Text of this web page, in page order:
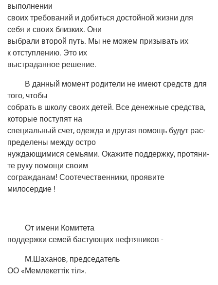
выполнении
сво­их тре­бо­ва­ний и добить­ся достой­ной жиз­ни для
себя и сво­их близ­ких. Они
выбра­ли вто­рой путь. Мы не можем при­зы­вать их
к отступ­ле­нию. Это их
выстра­дан­ное решение.
В дан­ный момент роди­те­ли не име­ют средств для
того, чтобы
собрать в шко­лу сво­их детей. Все денеж­ные сред­ства,
кото­рые посту­пят на
спе­ци­аль­ный счет, одеж­да и дру­гая помощь будут рас­
пре­де­ле­ны меж­ду остро
нуж­да­ю­щи­ми­ся семья­ми. Ока­жи­те под­держ­ку, про­тя­ни­
те руку помо­щи своим
сограж­да­нам! Сооте­че­ствен­ни­ки, про­яви­те
милосердие !
От име­ни Комитета
под­держ­ки семей басту­ю­щих нефтяников -
М.Шаханов, пред­се­да­тель
ОО «Мем­ле­кет­тік тіл».